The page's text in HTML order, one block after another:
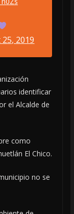
2019
identificar
el Alcalde de
como
El Chico.
no se